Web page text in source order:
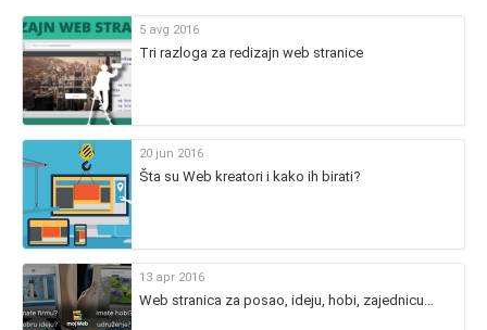
5 avg 2016
Tri razloga za redizajn web stranice
20 jun 2016
Šta su Web kreatori i kako ih birati?
13 apr 2016
Web stranica za posao, ideju, hobi, zajednicu…